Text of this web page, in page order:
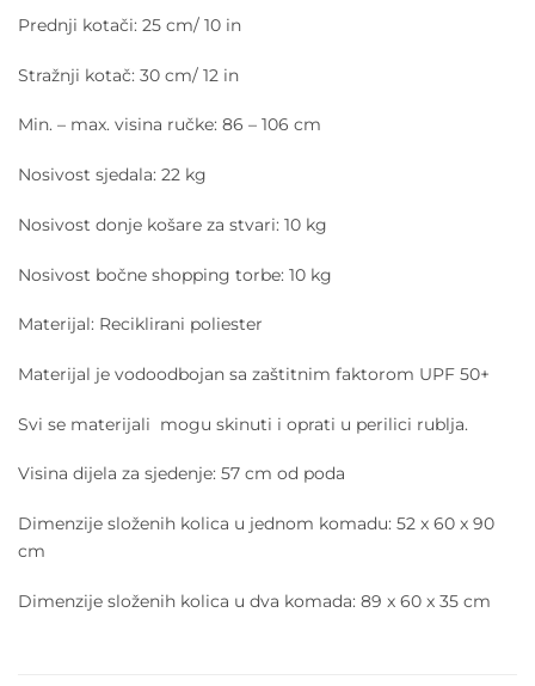
Prednji kotači: 25 cm/ 10 in
Stražnji kotač: 30 cm/ 12 in
Min. – max. visina ručke: 86 – 106 cm
Nosivost sjedala: 22 kg
Nosivost donje košare za stvari: 10 kg
Nosivost bočne shopping torbe: 10 kg
Materijal: Reciklirani poliester
Materijal je vodoodbojan sa zaštitnim faktorom UPF 50+
Svi se materijali mogu skinuti i oprati u perilici rublja.
Visina dijela za sjedenje: 57 cm od poda
Dimenzije složenih kolica u jednom komadu: 52 x 60 x 90
cm
Dimenzije složenih kolica u dva komada: 89 x 60 x 35 cm